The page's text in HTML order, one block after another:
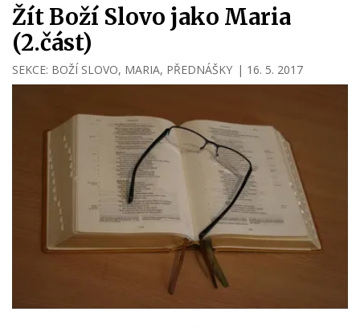
Žít Boží Slovo jako Maria
(2.část)
SEKCE: BOŽÍ SLOVO, MARIA, PŘEDNÁŠKY | 16. 5. 2017